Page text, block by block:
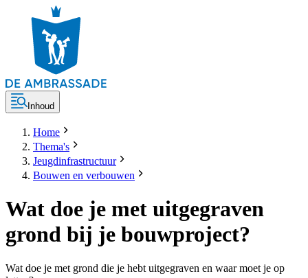
Inhoud
Home
Thema's
Jeugdinfrastructuur
Bouwen en verbouwen
Wat doe je met uitgegraven
grond bij je bouwproject?
Wat doe je met grond die je hebt uitgegraven en waar moet je op